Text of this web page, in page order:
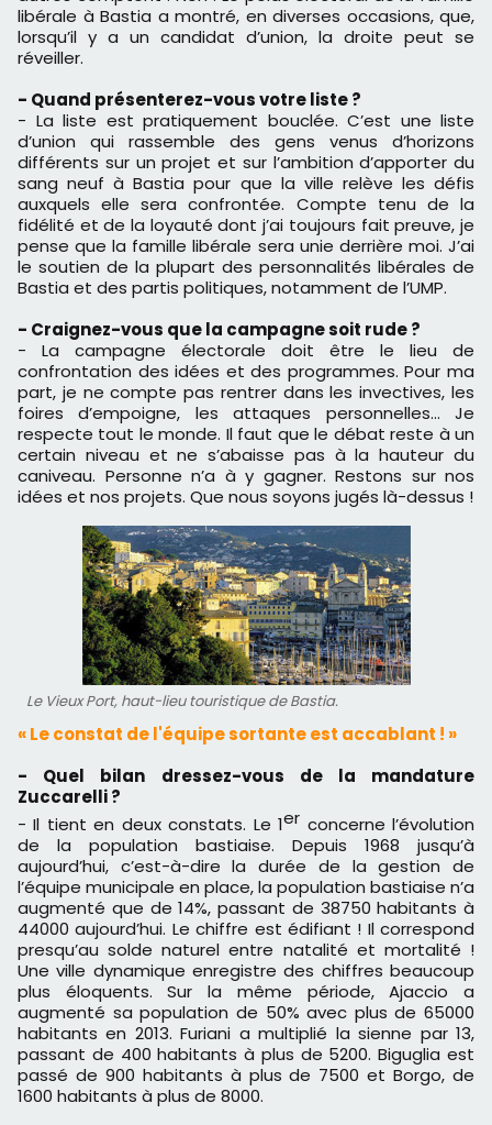
libérale à Bastia a montré, en diverses occasions, que,
lorsqu’il y a un candidat d’union, la droite peut se
réveiller.
- Quand présenterez-vous votre liste ?
- La liste est pratiquement bouclée. C’est une liste
d’union qui rassemble des gens venus d’horizons
différents sur un projet et sur l’ambition d’apporter du
sang neuf à Bastia pour que la ville relève les défis
auxquels elle sera confrontée. Compte tenu de la
fidélité et de la loyauté dont j’ai toujours fait preuve, je
pense que la famille libérale sera unie derrière moi. J’ai
le soutien de la plupart des personnalités libérales de
Bastia et des partis politiques, notamment de l’UMP.
- Craignez-vous que la campagne soit rude ?
- La campagne électorale doit être le lieu de
confrontation des idées et des programmes. Pour ma
part, je ne compte pas rentrer dans les invectives, les
foires d’empoigne, les attaques personnelles… Je
respecte tout le monde. Il faut que le débat reste à un
certain niveau et ne s’abaisse pas à la hauteur du
caniveau. Personne n’a à y gagner. Restons sur nos
idées et nos projets. Que nous soyons jugés là-dessus !
Le Vieux Port, haut-lieu touristique de Bastia.
« Le constat de l'équipe sortante est accablant ! »
- Quel bilan dressez-vous de la mandature
Zuccarelli ?
- Il tient en deux constats. Le 1er concerne l’évolution
de la population bastiaise. Depuis 1968 jusqu’à
aujourd’hui, c’est-à-dire la durée de la gestion de
l’équipe municipale en place, la population bastiaise n’a
augmenté que de 14%, passant de 38750 habitants à
44000 aujourd’hui. Le chiffre est édifiant ! Il correspond
presqu’au solde naturel entre natalité et mortalité !
Une ville dynamique enregistre des chiffres beaucoup
plus éloquents. Sur la même période, Ajaccio a
augmenté sa population de 50% avec plus de 65000
habitants en 2013. Furiani a multiplié la sienne par 13,
passant de 400 habitants à plus de 5200. Biguglia est
passé de 900 habitants à plus de 7500 et Borgo, de
1600 habitants à plus de 8000.